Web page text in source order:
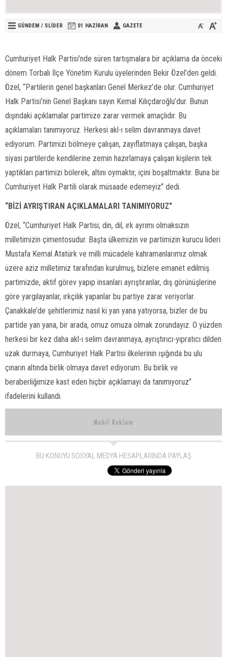
GÜNDEM / SLİDER 01 HAZIRAN GAZETE
Cumhuriyet Halk Partisi’nde süren tartışmalara bir açıklama da önceki
dönem Torbalı İlçe Yönetim Kurulu üyelerinden Bekir Özel’den geldi.
Özel, “Partilerin genel başkanları Genel Merkez’de olur. Cumhuriyet
Halk Partisi’nin Genel Başkanı sayın Kemal Kılıçdaroğlu’dur. Bunun
dışındaki açıklamalar partimize zarar vermek amaçlıdır. Bu
açıklamaları tanımıyoruz. Herkesi akl-ı selim davranmaya davet
ediyorum. Partimizi bölmeye çalışan, zayıflatmaya çalışan, başka
siyasi partilerde kendilerine zemin hazırlamaya çalışan kişilerin tek
yaptıkları partimizi bölerek, altını oymaktır, içini boşaltmaktır. Buna bir
Cumhuriyet Halk Partili olarak müsaade edemeyiz” dedi.
“BİZİ AYRIŞTIRAN AÇIKLAMALARI TANIMIYORUZ”
Özel, “Cumhuriyet Halk Partisi; din, dil, ırk ayrımı olmaksızın
milletimizin çimentosudur. Başta ülkemizin ve partimizin kurucu lideri
Mustafa Kemal Atatürk ve milli mücadele kahramanlarımız olmak
üzere aziz milletimiz tarafından kurulmuş, bizlere emanet edilmiş
partimizde, aktif görev yapıp insanları ayrıştıranlar, dış görünüşlerine
göre yargılayanlar, ırkçılık yapanlar bu partiye zarar veriyorlar.
Çanakkale’de şehitlerimiz nasıl ki yan yana yatıyorsa, bizler de bu
partide yan yana, bir arada, omuz omuza olmak zorundayız. O yüzden
herkesi bir kez daha akl-ı selim davranmaya, ayrıştırıcı-yıpratıcı dilden
uzak durmaya, Cumhuriyet Halk Partisi ilkelerinin ışığında bu ulu
çınarın altında birlik olmaya davet ediyorum. Bu birlik ve
beraberliğimize kast eden hiçbir açıklamayı da tanımıyoruz”
ifadelerini kullandı.
BU KONUYU SOSYAL MEDYA HESAPLARINDA PAYLAŞ